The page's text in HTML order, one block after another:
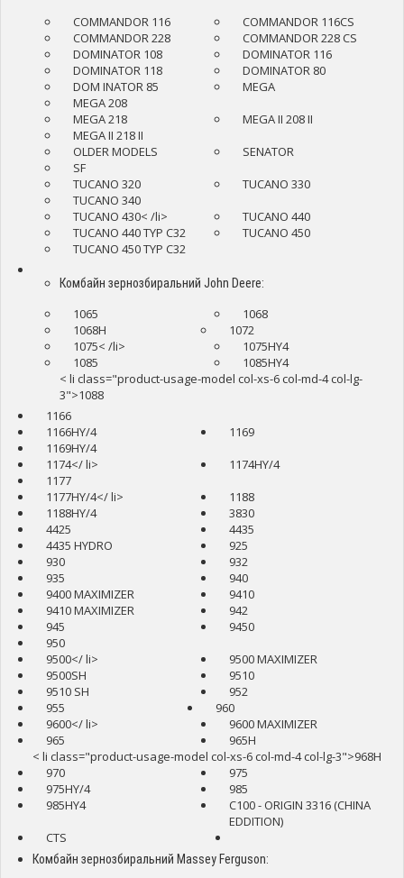
COMMANDOR 116
COMMANDOR 116CS
COMMANDOR 228
COMMANDOR 228 CS
DOMINATOR 108
DOMINATOR 116
DOMINATOR 118
DOMINATOR 80
DOM INATOR 85
MEGA
MEGA 208
MEGA 218
MEGA II 208 II
MEGA II 218 II
OLDER MODELS
SENATOR
SF
TUCANO 320
TUCANO 330
TUCANO 340
TUCANO 430< /li>
TUCANO 440
TUCANO 440 TYP C32
TUCANO 450
TUCANO 450 TYP C32
Комбайн зернозбиральний John Deere:
1065
1068
1068H
1072
1075< /li>
1075HY4
1085
1085HY4
< li class="product-usage-model col-xs-6 col-md-4 col-lg-
3">1088
1166
1166HY/4
1169
1169HY/4
1174</ li>
1174HY/4
1177
1177HY/4</ li>
1188
1188HY/4
3830
4425
4435
4435 HYDRO
925
930
932
935
940
9400 MAXIMIZER
9410
9410 MAXIMIZER
942
945
9450
950
9500</ li>
9500 MAXIMIZER
9500SH
9510
9510 SH
952
955
960
9600</ li>
9600 MAXIMIZER
965
965H
< li class="product-usage-model col-xs-6 col-md-4 col-lg-3">968H
970
975
975HY/4
985
985HY4
C100 - ORIGIN 3316 (CHINA
EDDITION)
CTS
Комбайн зернозбиральний Massey Ferguson: